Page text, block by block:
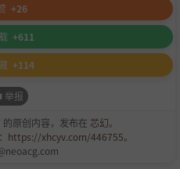
+26
+611
+114
举报
的原创内容，发布在 芯幻。
https://xhcyv.com/446755。